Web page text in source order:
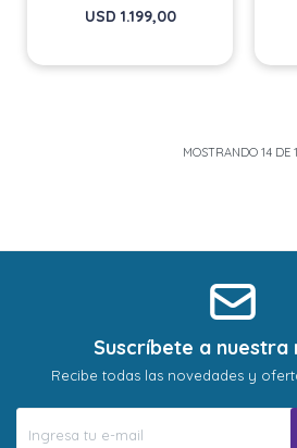
USD 1.199,00
MOSTRANDO 14 DE
Suscríbete a
Recibe todas las novedades y